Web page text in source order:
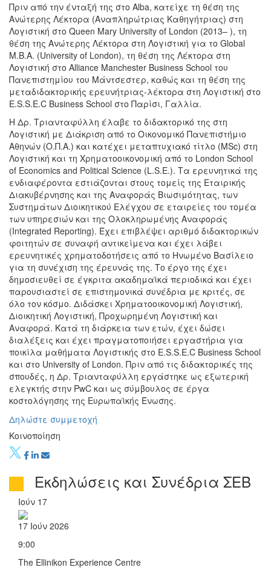
Πριν από την ένταξή της στο Alba, κατείχε τη θέση της
Ανώτερης Λέκτορα (Αναπληρώτριας Καθηγήτριας) στη
Λογιστική στο Queen Mary University of London (2013– ), τη
θέση της Ανώτερης Λέκτορα στη Λογιστική για το Global
M.B.A. (University of London), τη θέση της Λέκτορα στη
Λογιστική στο Alliance Manchester Business School του
Πανεπιστημίου του Μάντσεστερ, καθώς και τη θέση της
μεταδιδακτορικής ερευνήτριας-λέκτορα στη Λογιστική στο
E.S.S.E.C Business School στο Παρίσι, Γαλλία.
Η Δρ. Τριανταφύλλη έλαβε το διδακτορικό της στη
Λογιστική με Διάκριση από το Οικονομικό Πανεπιστήμιο
Αθηνών (Ο.Π.Α.) και κατέχει μεταπτυχιακό τίτλο (MSc) στη
Λογιστική και τη Χρηματοοικονομική από το London School
of Economics and Political Science (L.S.E.). Τα ερευνητικά της
ενδιαφέροντα εστιάζονται στους τομείς της Εταιρικής
Διακυβέρνησης και της Αναφοράς Βιωσιμότητας, των
Συστημάτων Διοικητικού Ελέγχου σε εταιρείες του τομέα
των υπηρεσιών και της Ολοκληρωμένης Αναφοράς
(Integrated Reporting). Έχει επιβλέψει αριθμό διδακτορικών
φοιτητών σε συναφή αντικείμενα και έχει λάβει
ερευνητικές χρηματοδοτήσεις από το Ηνωμένο Βασίλειο
για τη συνέχιση της έρευνάς της. Το έργο της έχει
δημοσιευθεί σε έγκριτα ακαδημαϊκά περιοδικά και έχει
παρουσιαστεί σε επιστημονικά συνέδρια με κριτές, σε
όλο τον κόσμο. Διδάσκει Χρηματοοικονομική Λογιστική,
Διοικητική Λογιστική, Προχωρημένη Λογιστική και
Αναφορά. Κατά τη διάρκεια των ετών, έχει δώσει
διαλέξεις και έχει πραγματοποιήσει εργαστήρια για
ποικίλα μαθήματα Λογιστικής στο E.S.S.E.C Business School
και στο University of London. Πριν από τις διδακτορικές της
σπουδές, η Δρ. Τριανταφύλλη εργάστηκε ως εξωτερική
ελεγκτής στην PwC και ως σύμβουλος σε έργα
κοστολόγησης της Ευρωπαϊκής Ένωσης.
Δηλώστε συμμετοχή
Κοινοποίηση
Εκδηλώσεις και Συνέδρια ΣΕΒ
Ιούν 17
17 Ιούν 2026
9:00
The Ellinikon Experience Centre